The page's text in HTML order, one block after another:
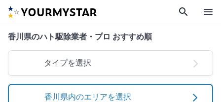
search menu
香川県のハト駆除業者・プロ おすすめ順
タイプを選択
香川県内のエリアを選択